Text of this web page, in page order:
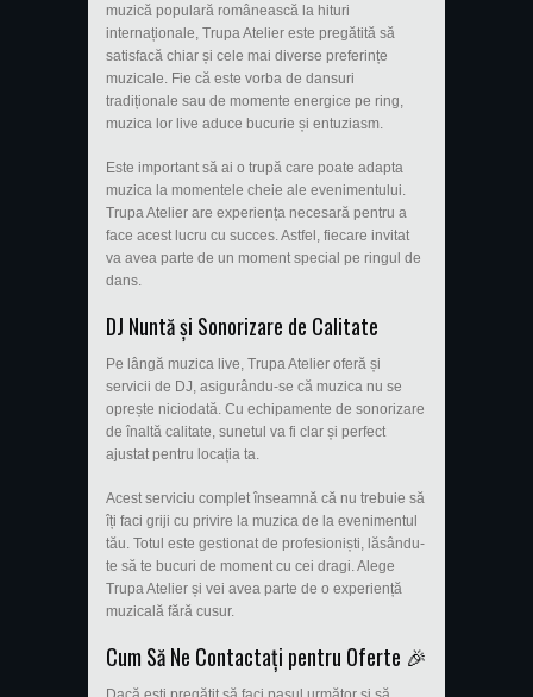
muzică populară românească la hituri
internaționale, Trupa Atelier este pregătită să
satisfacă chiar și cele mai diverse preferințe
muzicale. Fie că este vorba de dansuri
tradiționale sau de momente energice pe ring,
muzica lor live aduce bucurie și entuziasm.
Este important să ai o trupă care poate adapta
muzica la momentele cheie ale evenimentului.
Trupa Atelier are experiența necesară pentru a
face acest lucru cu succes. Astfel, fiecare invitat
va avea parte de un moment special pe ringul de
dans.
DJ Nuntă și Sonorizare de Calitate
Pe lângă muzica live, Trupa Atelier oferă și
servicii de DJ, asigurându-se că muzica nu se
oprește niciodată. Cu echipamente de sonorizare
de înaltă calitate, sunetul va fi clar și perfect
ajustat pentru locația ta.
Acest serviciu complet înseamnă că nu trebuie să
îți faci griji cu privire la muzica de la evenimentul
tău. Totul este gestionat de profesioniști, lăsându-
te să te bucuri de moment cu cei dragi. Alege
Trupa Atelier și vei avea parte de o experiență
muzicală fără cusur.
Cum Să Ne Contactați pentru Oferte 🎉